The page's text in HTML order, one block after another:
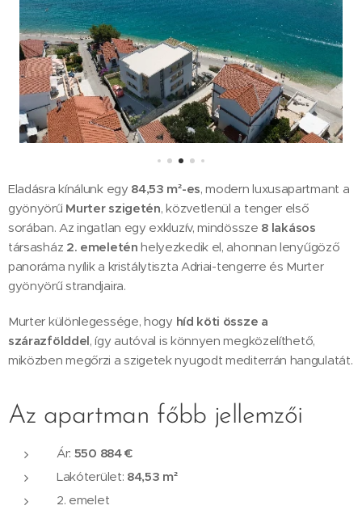
Eladásra kínálunk egy 84,53 m²-es, modern luxusapartmant a
gyönyörű Murter szigetén, közvetlenül a tenger első
sorában. Az ingatlan egy exkluzív, mindössze 8 lakásos
társasház 2. emeletén helyezkedik el, ahonnan lenyűgöző
panoráma nyílik a kristálytiszta Adriai-tengerre és Murter
gyönyörű strandjaira.
Murter különlegessége, hogy híd köti össze a
szárazfölddel, így autóval is könnyen megközelíthető,
miközben megőrzi a szigetek nyugodt mediterrán hangulatát.
Az apartman főbb jellemzői
Ár: 550 884 €
Lakóterület: 84,53 m²
2. emelet